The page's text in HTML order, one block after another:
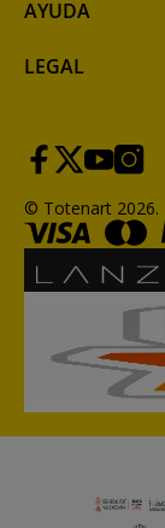
AYUDA
LEGAL
© Totenart 2026.